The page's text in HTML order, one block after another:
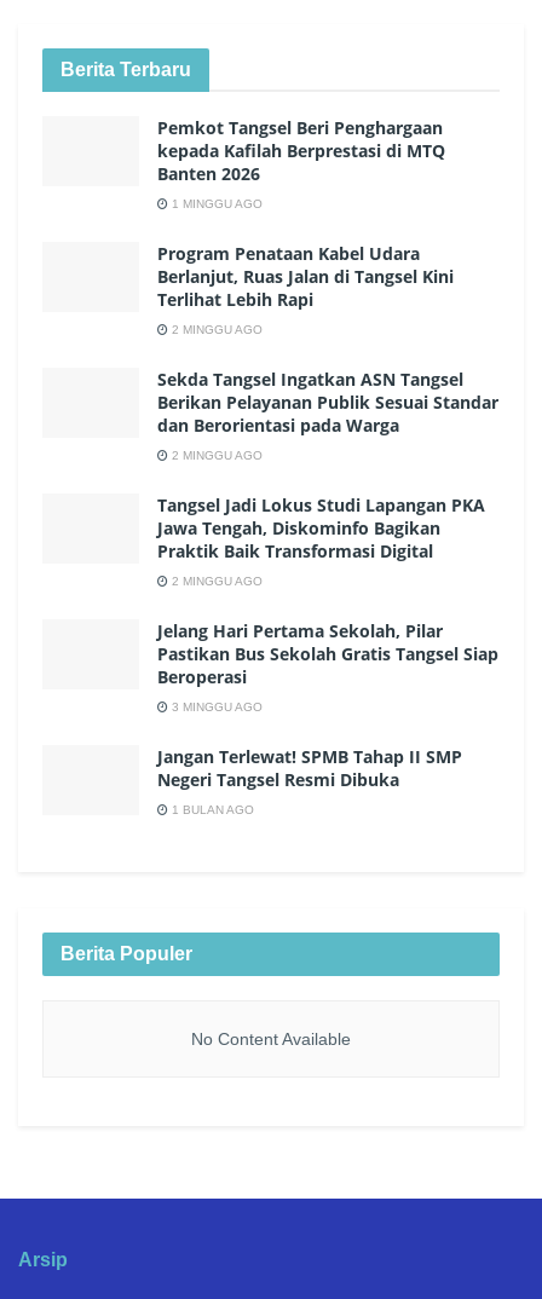
Berita Terbaru
Pemkot Tangsel Beri Penghargaan
kepada Kafilah Berprestasi di MTQ
Banten 2026
1 MINGGU AGO
Program Penataan Kabel Udara
Berlanjut, Ruas Jalan di Tangsel Kini
Terlihat Lebih Rapi
2 MINGGU AGO
Sekda Tangsel Ingatkan ASN Tangsel
Berikan Pelayanan Publik Sesuai Standar
dan Berorientasi pada Warga
2 MINGGU AGO
Tangsel Jadi Lokus Studi Lapangan PKA
Jawa Tengah, Diskominfo Bagikan
Praktik Baik Transformasi Digital
2 MINGGU AGO
Jelang Hari Pertama Sekolah, Pilar
Pastikan Bus Sekolah Gratis Tangsel Siap
Beroperasi
3 MINGGU AGO
Jangan Terlewat! SPMB Tahap II SMP
Negeri Tangsel Resmi Dibuka
1 BULAN AGO
Berita Populer
No Content Available
Arsip